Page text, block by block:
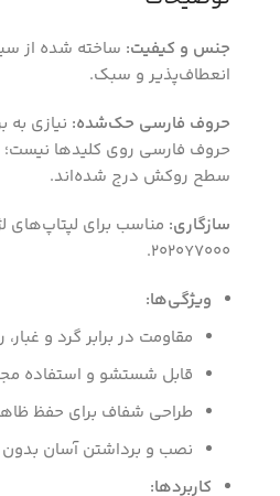
جنس و کیفیت: ساخته شده از
انعطاف‌پذیر و سبک.
حروف فارسی حک‌شده: نیازی
حروف فارسی روی کلیدها
سطح روکش درج شده‌اند.
سازگاری:
2020Y7000.
ویژگی‌ها:
مقاومت در برابر گرد و
قابل شستشو و استفاده
طراحی شفاف برای حفظ
نصب و برداشتن آسان بدون
کاربردها: